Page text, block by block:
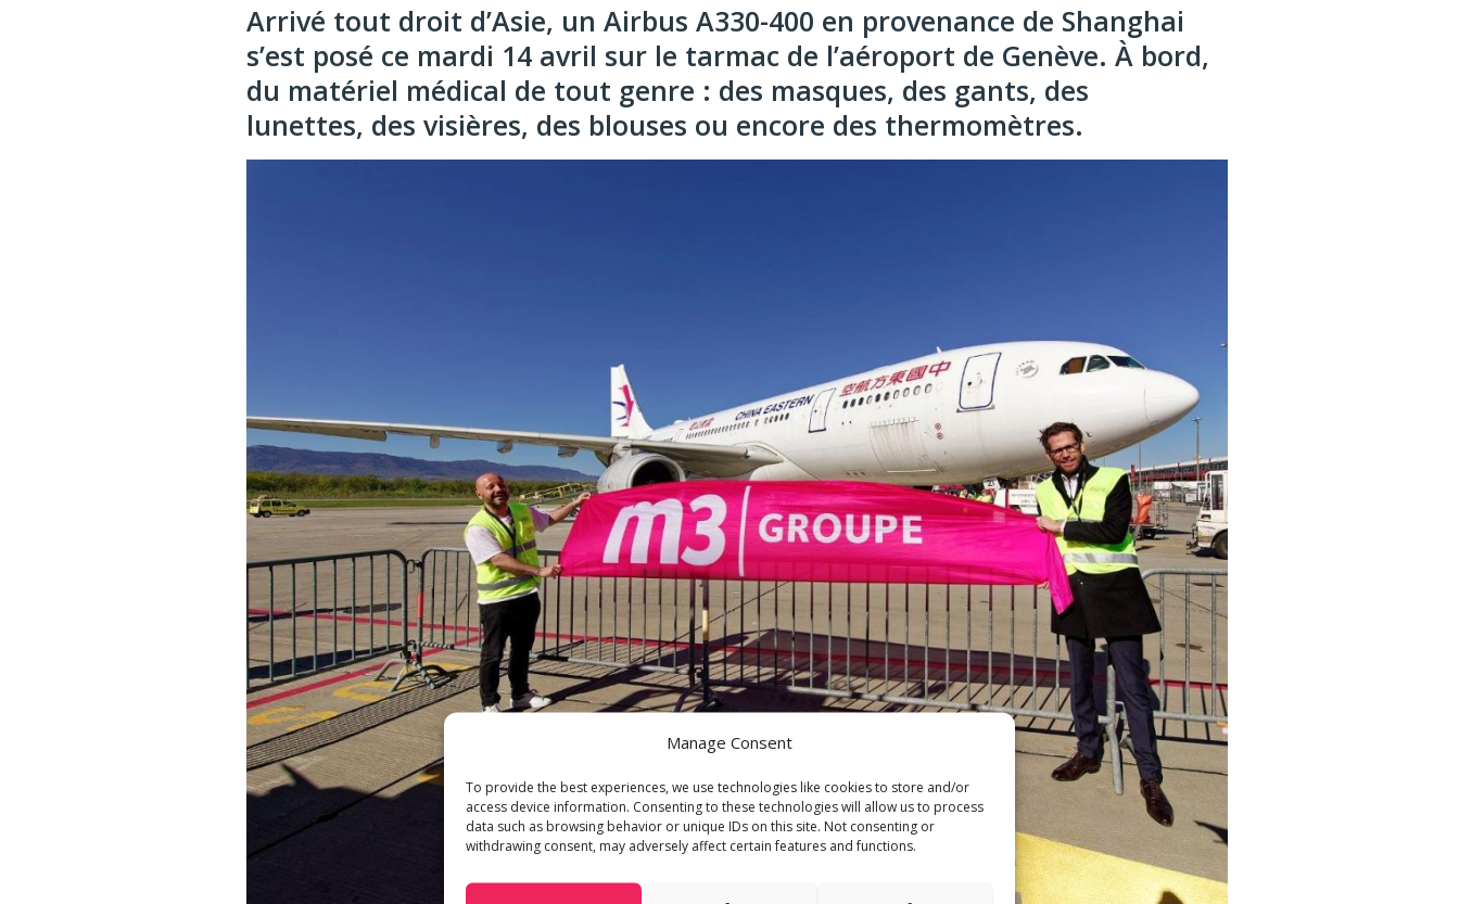
Manage Consent
To provide the best experiences, we use technologies like cookies to store and/or
access device information. Consenting to these technologies will allow us to process
data such as browsing behavior or unique IDs on this site. Not consenting or
withdrawing consent, may adversely affect certain features and functions.
Arrivé tout droit d’Asie, un Airbus A330-400 en provenance de Shanghai
s’est posé ce mardi 14 avril sur le tarmac de l’aéroport de Genève. À bord,
du matériel médical de tout genre : des masques, des gants, des
lunettes, des visières, des blouses ou encore des thermomètres.